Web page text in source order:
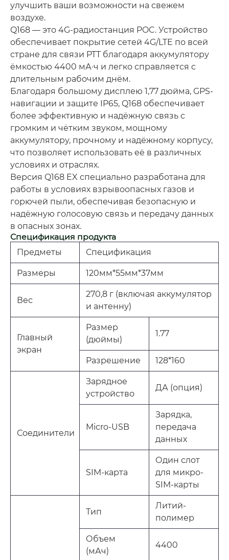
улучшить ваши возможности на свежем
воздухе.
Q168 — это 4G-радиостанция POC. Устройство
обеспечивает покрытие сетей 4G/LTE по всей
стране для связи PTT благодаря аккумулятору
ёмкостью 4400 мА·ч и легко справляется с
длительным рабочим днём.
Благодаря большому дисплею 1,77 дюйма, GPS-
навигации и защите IP65, Q168 обеспечивает
более эффективную и надёжную связь с
громким и чётким звуком, мощному
аккумулятору, прочному и надёжному корпусу,
что позволяет использовать её в различных
условиях и отраслях.
Версия Q168 EX специально разработана для
работы в условиях взрывоопасных газов и
горючей пыли, обеспечивая безопасную и
надёжную голосовую связь и передачу данных
в опасных зонах.
Спецификация продукта
Предметы
Спецификация
Размеры 120мм*55мм*37мм
Вес
270,8 г (включая аккумулятор
и антенну)
Главный
экран
Размер
(дюймы)
1.77
Разрешение 128*160
Соединители
Зарядное
устройство
ДА (опция)
Micro-USB
Зарядка,
передача
данных
SIM-карта
Один слот
для микро-
SIM-карты
Тип
Литий-
полимер
Объем
(мАч)
4400